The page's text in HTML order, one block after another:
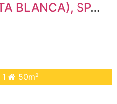
BLANCA), SPANJE
1 50m²